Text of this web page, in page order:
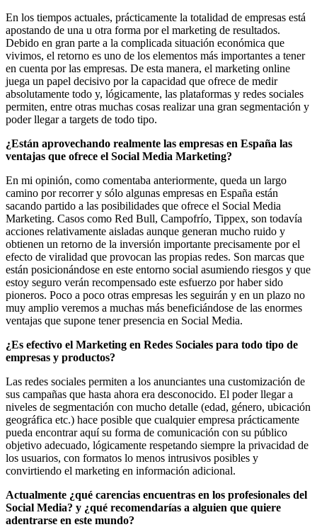
En los tiempos actuales, prácticamente la totalidad de empresas está
apostando de una u otra forma por el marketing de resultados.
Debido en gran parte a la complicada situación económica que
vivimos, el retorno es uno de los elementos más importantes a tener
en cuenta por las empresas. De esta manera, el marketing online
juega un papel decisivo por la capacidad que ofrece de medir
absolutamente todo y, lógicamente, las plataformas y redes sociales
permiten, entre otras muchas cosas realizar una gran segmentación y
poder llegar a targets de todo tipo.
¿Están aprovechando realmente las empresas en España las
ventajas que ofrece el Social Media Marketing?
En mi opinión, como comentaba anteriormente, queda un largo
camino por recorrer y sólo algunas empresas en España están
sacando partido a las posibilidades que ofrece el Social Media
Marketing. Casos como Red Bull, Campofrío, Tippex, son todavía
acciones relativamente aisladas aunque generan mucho ruido y
obtienen un retorno de la inversión importante precisamente por el
efecto de viralidad que provocan las propias redes. Son marcas que
están posicionándose en este entorno social asumiendo riesgos y que
estoy seguro verán recompensado este esfuerzo por haber sido
pioneros. Poco a poco otras empresas les seguirán y en un plazo no
muy amplio veremos a muchas más beneficiándose de las enormes
ventajas que supone tener presencia en Social Media.
¿Es efectivo el Marketing en Redes Sociales para todo tipo de
empresas y productos?
Las redes sociales permiten a los anunciantes una customización de
sus campañas que hasta ahora era desconocido. El poder llegar a
niveles de segmentación con mucho detalle (edad, género, ubicación
geográfica etc.) hace posible que cualquier empresa prácticamente
pueda encontrar aquí su forma de comunicación con su público
objetivo adecuado, lógicamente respetando siempre la privacidad de
los usuarios, con formatos lo menos intrusivos posibles y
convirtiendo el marketing en información adicional.
Actualmente ¿qué carencias encuentras en los profesionales del
Social Media? y ¿qué recomendarías a alguien que quiere
adentrarse en este mundo?